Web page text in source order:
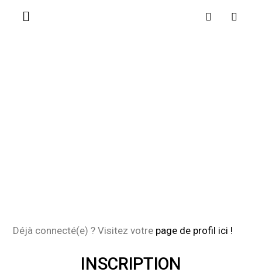
Déjà connecté(e) ? Visitez votre page de profil ici !
INSCRIPTION